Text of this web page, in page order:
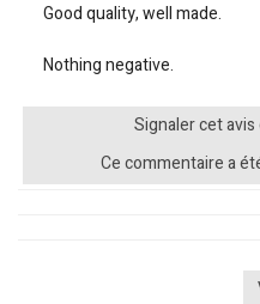
Good quality, well made.
Nothing negative.
Signaler cet
Ce commentaire a